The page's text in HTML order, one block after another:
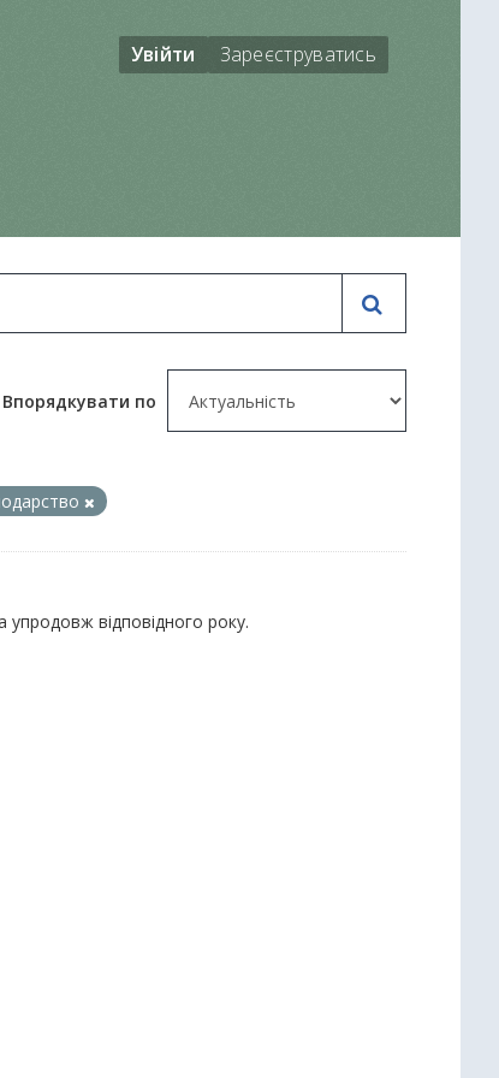
Увійти Зареєструватись
Впорядкувати по
упродовж відповідного року.